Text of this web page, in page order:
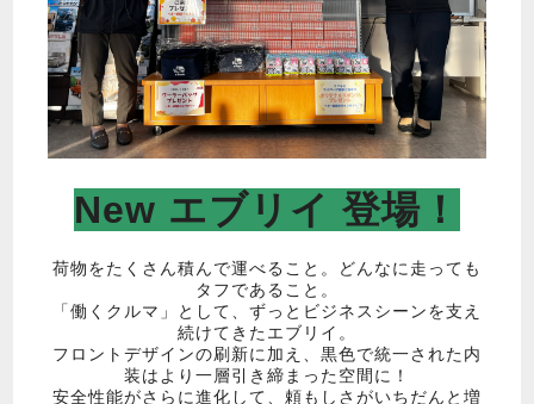
New エブリイ 登場！
荷物をたくさん積んで運べること。どんなに走っても
タフであること。
「働くクルマ」として、ずっとビジネスシーンを支え
続けてきたエブリイ。
フロントデザインの刷新に加え、黒色で統一された内
装はより一層引き締まった空間に！
安全性能がさらに進化して、頼もしさがいちだんと増